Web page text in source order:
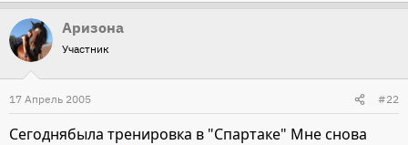
Аризона
Участник
17 Апрель 2005 #22
Сегоднябыла тренировка в "Спартаке" Мне снова